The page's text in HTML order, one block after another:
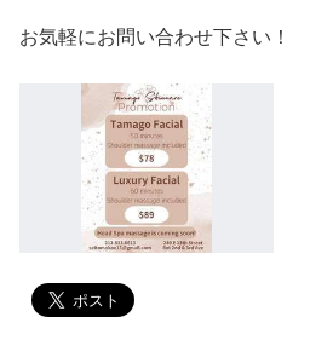
お気軽にお問い合わせ下さい！